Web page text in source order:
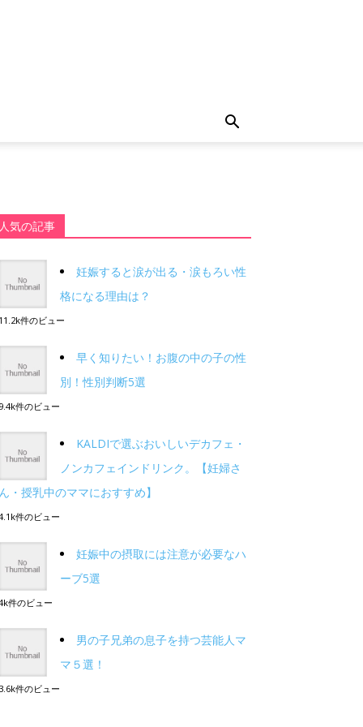
人気の記事
妊娠すると涙が出る・涙もろい性
格になる理由は？
11.2k件のビュー
早く知りたい！お腹の中の子の性
別！性別判断5選
9.4k件のビュー
KALDIで選ぶおいしいデカフェ・
ノンカフェインドリンク。【妊婦さ
ん・授乳中のママにおすすめ】
件のビュー
妊娠中の摂取には注意が必要なハ
ーブ5選
件のビュー
男の子兄弟の息子を持つ芸能人マ
マ５選！
3.6k件のビュー